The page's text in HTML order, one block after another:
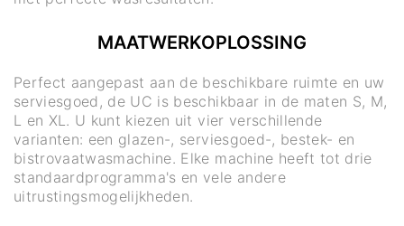
MAATWERKOPLOSSING
Perfect aangepast aan de beschikbare ruimte en uw
serviesgoed, de UC is beschikbaar in de maten S, M,
L en XL. U kunt kiezen uit vier verschillende
varianten: een glazen-, serviesgoed-, bestek- en
bistrovaatwasmachine. Elke machine heeft tot drie
standaardprogramma's en vele andere
uitrustingsmogelijkheden.